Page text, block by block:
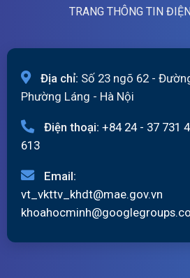
TRANG THÔNG TIN
Địa chỉ: Số 23 ngõ 62 -
Phường Láng - Hà Nội
Điện thoại: +84 24 - 37 731
613
Email:
vt_vkttv_khdt@mae.gov.vn